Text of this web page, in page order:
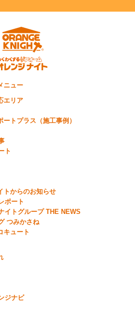
ニュー
エリア
ートプラス（施工事例）
ト
トからのお知らせ
ポート
イトグループ THE NEWS
つみかさね
キュート
ジナビ